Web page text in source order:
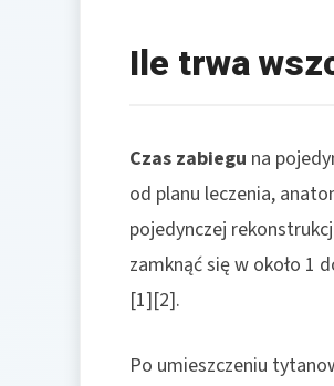
Ile trwa
Czas zabiegu na
od planu leczenia,
pojedynczej
zamknąć się w około 1
[1][2].
Po umieszczeniu